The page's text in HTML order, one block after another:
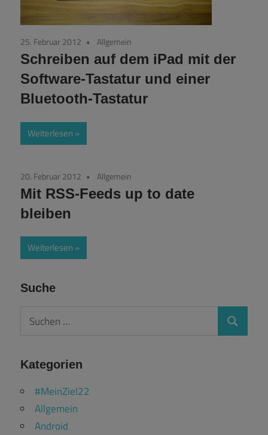
25. Februar 2012 Allgemein
Schreiben auf dem iPad mit der
Software-Tastatur und einer
Bluetooth-Tastatur
Weiterlesen
20. Februar 2012 Allgemein
Mit RSS-Feeds up to date
bleiben
Weiterlesen
Suche
Suchen
Suchen
Kategorien
#MeinZiel22
Allgemein
Android